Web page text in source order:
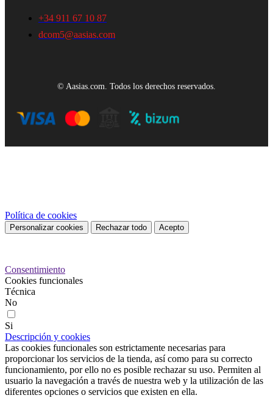
+34 911 67 10 87
dcom5@aasias.com
© Aasias.com. Todos los derechos reservados.
Política de cookies
Personalizar cookies Rechazar todo Acepto
Consentimiento
Cookies funcionales
Técnica
No
Si
Descripción y cookies
Las cookies funcionales son estrictamente necesarias para
proporcionar los servicios de la tienda, así como para su correcto
funcionamiento, por ello no es posible rechazar su uso. Permiten al
usuario la navegación a través de nuestra web y la utilización de las
diferentes opciones o servicios que existen en ella.